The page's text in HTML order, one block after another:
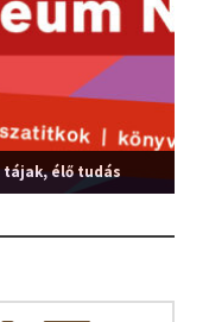
tájak, élő tudás